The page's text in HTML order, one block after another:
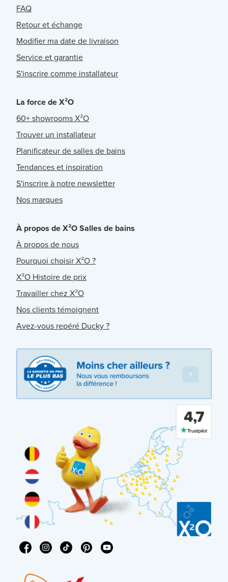
FAQ
Retour et échange
Modifier ma date de livraison
Service et garantie
S'inscrire comme installateur
La force de X²O
60+ showrooms X²O
Trouver un installateur
Planificateur de salles de bains
Tendances et inspiration
S'inscrire à notre newsletter
Nos marques
À propos de X²O Salles de bains
À propos de nous
Pourquoi choisir X²O ?
X²O Histoire de prix
Travailler chez X²O
Nos clients témoignent
Avez-vous repéré Ducky ?